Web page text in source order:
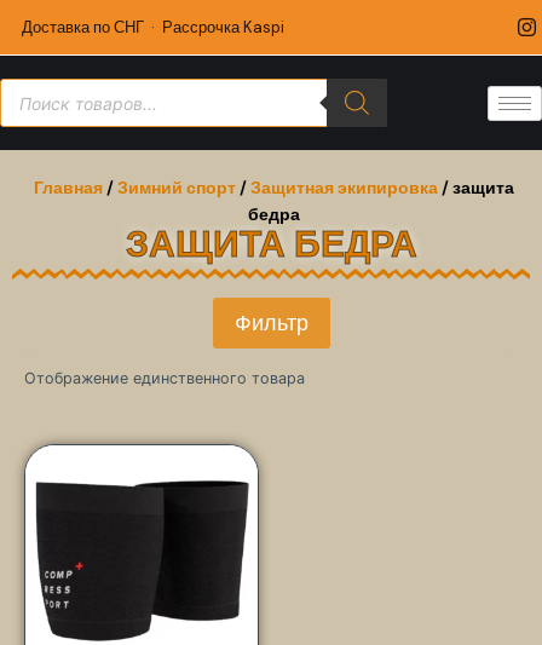
Доставка по СНГ · Рассрочка Kaspi
Главная /Зимний спорт /Защитная экипировка / защита
бедра
ЗАЩИТА БЕДРА
Фильтр
Отображение единственного товара